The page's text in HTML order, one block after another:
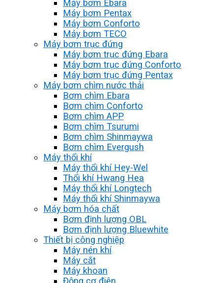
Máy bơm Ebara
Máy bơm Pentax
Máy bơm Conforto
Máy bơm TECO
Máy bơm trục đứng
Máy bơm trục đứng Ebara
Máy bơm trục đứng Conforto
Máy bơm trục đứng Pentax
Máy bơm chìm nước thải
Bơm chìm Ebara
Bơm chìm Conforto
Bơm chìm APP
Bơm chìm Tsurumi
Bơm chìm Shinmaywa
Bơm chìm Evergush
Máy thổi khí
Máy thổi khí Hey-Wel
Thổi khí Hwang Hea
Máy thổi khí Longtech
Máy thổi khí Shinmaywa
Máy bơm hóa chất
Bơm định lượng OBL
Bơm định lượng Bluewhite
Thiết bị công nghiệp
Máy nén khí
Máy cắt
Máy khoan
Động cơ điện